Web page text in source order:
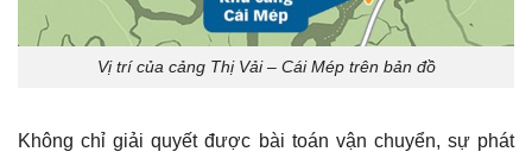
Vị trí của cảng Thị Vải – Cái Mép trên bản đồ
Không chỉ giải quyết được bài toán vận chuyển, sự phát